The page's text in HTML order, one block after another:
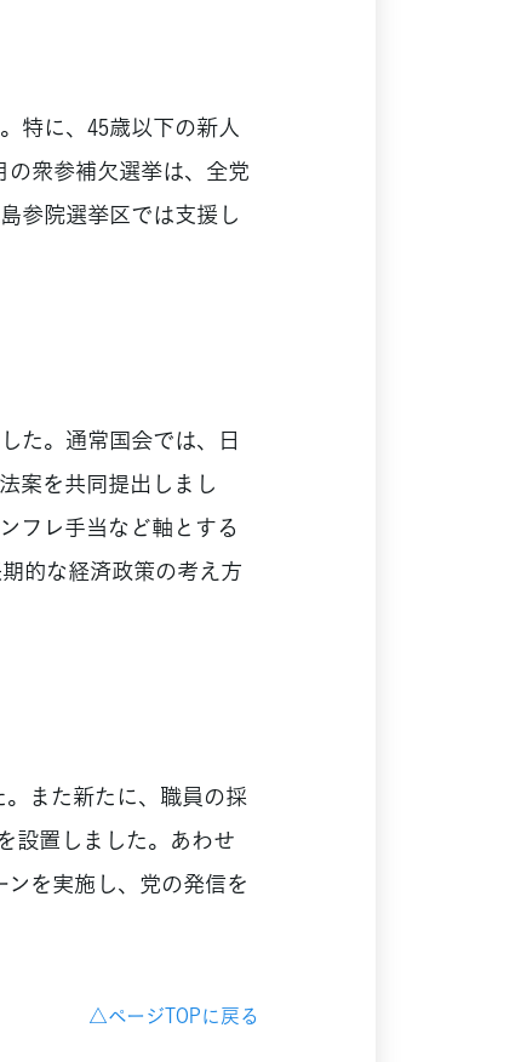
特に、45歳以下の新人
の衆参補欠選挙は、全党
参院選挙区では支援し
た。通常国会では、日
案を共同提出しまし
フレ手当など軸とする
的な経済政策の考え方
また新たに、職員の採
設置しました。あわせ
を実施し、党の発信を
△ページTOPに戻る